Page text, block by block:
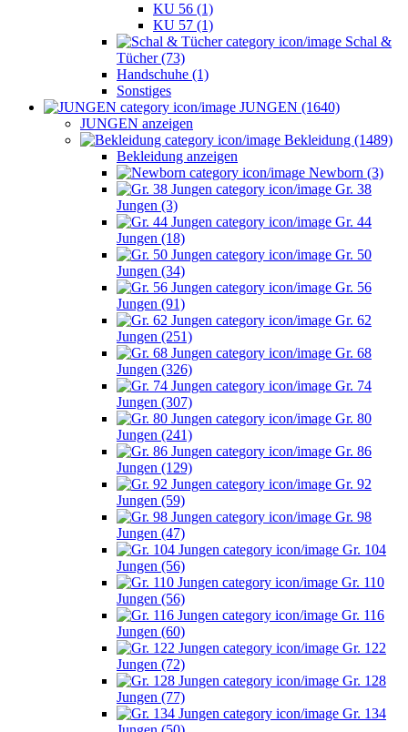
KU 56 (1)
KU 57 (1)
Schal &
Tücher (73)
Handschuhe (1)
Sonstiges
JUNGEN (1640)
JUNGEN anzeigen
Bekleidung (1489)
Bekleidung anzeigen
Newborn (3)
Gr. 38
Jungen (3)
Gr. 44
Jungen (18)
Gr. 50
Jungen (34)
Gr. 56
Jungen (91)
Gr. 62
Jungen (251)
Gr. 68
Jungen (326)
Gr. 74
Jungen (307)
Gr. 80
Jungen (241)
Gr. 86
Jungen (129)
Gr. 92
Jungen (59)
Gr. 98
Jungen (47)
Gr. 104
Jungen (56)
Gr. 110
Jungen (56)
Gr. 116
Jungen (60)
Gr. 122
Jungen (72)
Gr. 128
Jungen (77)
Gr. 134